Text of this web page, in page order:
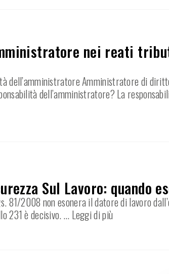
nei reati
dell’amministratore Amministratore di
dell’amministratore? La
Sul Lavoro: quando
81/2008 non esonera il datore di lavoro
231 è decisivo.… Leggi di più